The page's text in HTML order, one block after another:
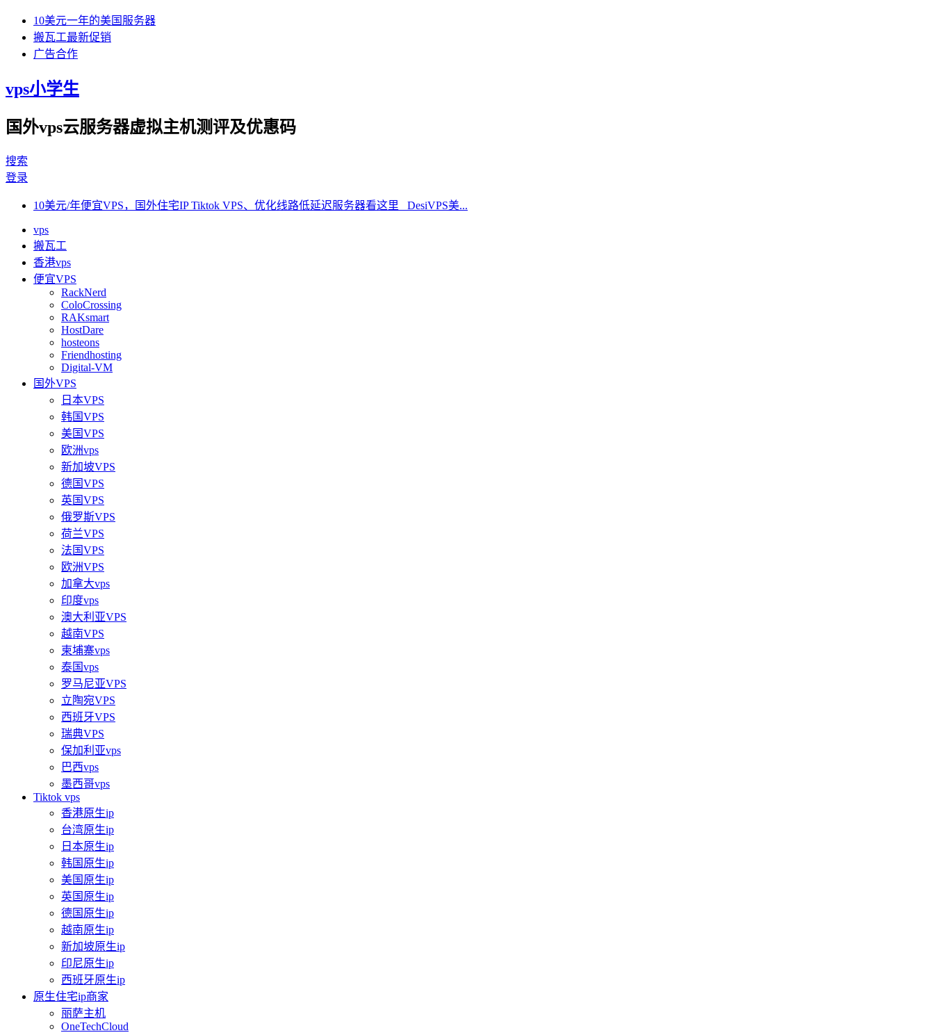
10美元一年的美国服务器
搬瓦工最新促销
广告合作
vps小学生
国外vps云服务器虚拟主机测评及优惠码
搜索
登录
10美元/年便宜VPS，国外住宅IP Tiktok VPS、优化线路低延迟服务器看这里 DesiVPS美...
vps
搬瓦工
香港vps
便宜VPS
RackNerd
ColoCrossing
RAKsmart
HostDare
hosteons
Friendhosting
Digital-VM
国外VPS
日本VPS
韩国VPS
美国VPS
欧洲vps
新加坡VPS
德国VPS
英国VPS
俄罗斯VPS
荷兰VPS
法国VPS
欧洲VPS
加拿大vps
印度vps
澳大利亚VPS
越南VPS
柬埔寨vps
泰国vps
罗马尼亚VPS
立陶宛VPS
西班牙VPS
瑞典VPS
保加利亚vps
巴西vps
墨西哥vps
Tiktok vps
香港原生ip
台湾原生ip
日本原生ip
韩国原生ip
美国原生ip
英国原生ip
德国原生ip
越南原生ip
新加坡原生ip
印尼原生ip
西班牙原生ip
原生住宅ip商家
丽萨主机
OneTechCloud